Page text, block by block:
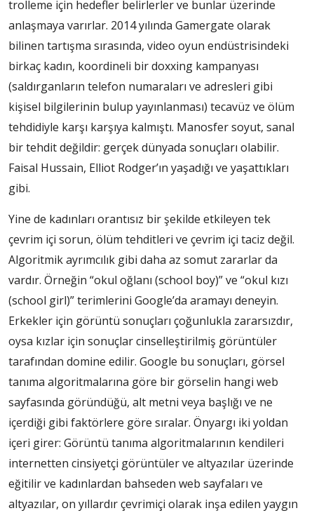
trolleme için hedefler belirlerler ve bunlar üzerinde
anlaşmaya varırlar. 2014 yılında Gamergate olarak
bilinen tartışma sırasında, video oyun endüstrisindeki
birkaç kadın, koordineli bir doxxing kampanyası
(saldırganların telefon numaraları ve adresleri gibi
kişisel bilgilerinin bulup yayınlanması) tecavüz ve ölüm
tehdidiyle karşı karşıya kalmıştı. Manosfer soyut, sanal
bir tehdit değildir: gerçek dünyada sonuçları olabilir.
Faisal Hussain, Elliot Rodger’ın yaşadığı ve yaşattıkları
gibi.
Yine de kadınları orantısız bir şekilde etkileyen tek
çevrim içi sorun, ölüm tehditleri ve çevrim içi taciz değil.
Algoritmik ayrımcılık gibi daha az somut zararlar da
vardır. Örneğin “okul oğlanı (school boy)” ve “okul kızı
(school girl)” terimlerini Google’da aramayı deneyin.
Erkekler için görüntü sonuçları çoğunlukla zararsızdır,
oysa kızlar için sonuçlar cinselleştirilmiş görüntüler
tarafından domine edilir. Google bu sonuçları, görsel
tanıma algoritmalarına göre bir görselin hangi web
sayfasında göründüğü, alt metni veya başlığı ve ne
içerdiği gibi faktörlere göre sıralar. Önyargı iki yoldan
içeri girer: Görüntü tanıma algoritmalarının kendileri
internetten cinsiyetçi görüntüler ve altyazılar üzerinde
eğitilir ve kadınlardan bahseden web sayfaları ve
altyazılar, on yıllardır çevrimiçi olarak inşa edilen yaygın